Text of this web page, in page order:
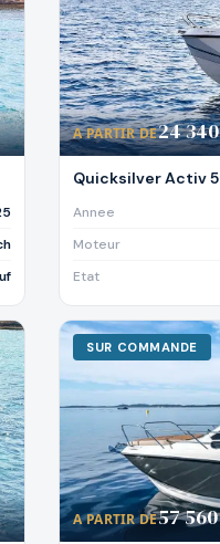
A PARTIR DE24
Quicksilver Activ
Annee
Moteur
Etat
SUR COMMANDE
A PARTIR DE57